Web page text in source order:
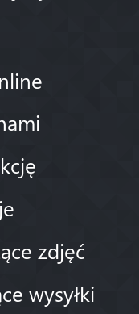
zdjęć
wysyłki